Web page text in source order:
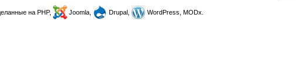
на PHP, Joomla, Drupal, WordPress, MODx.